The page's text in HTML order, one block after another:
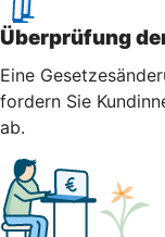
Überprüfung
Eine
fordern Sie
ab.